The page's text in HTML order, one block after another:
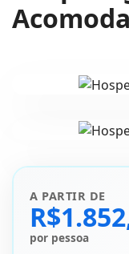
A PARTIR DE
por pessoa